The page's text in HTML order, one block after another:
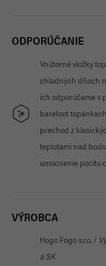
ODPORÚČANIE
Vnútorné vložky
chladných dňoch
ich odporúčame v
barefoot
prechod z
teplotami nad
umocnenie pocitu
VÝROBCA
Hogo Fogo s.r.o. /
a SK